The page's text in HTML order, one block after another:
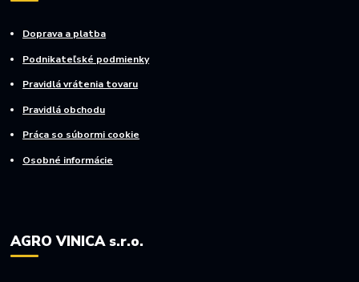
Doprava a platba
Podnikateľské podmienky
Pravidlá vrátenia tovaru
Pravidlá obchodu
Práca so súbormi cookie
Osobné informácie
AGRO VINICA s.r.o.